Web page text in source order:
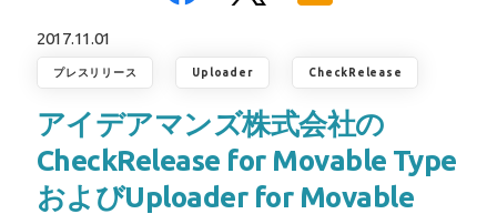
2017.11.01
プレスリリース Uploader CheckRelease
アイデアマンズ株式会社の
CheckRelease for Movable Type
およびUploader for Movable